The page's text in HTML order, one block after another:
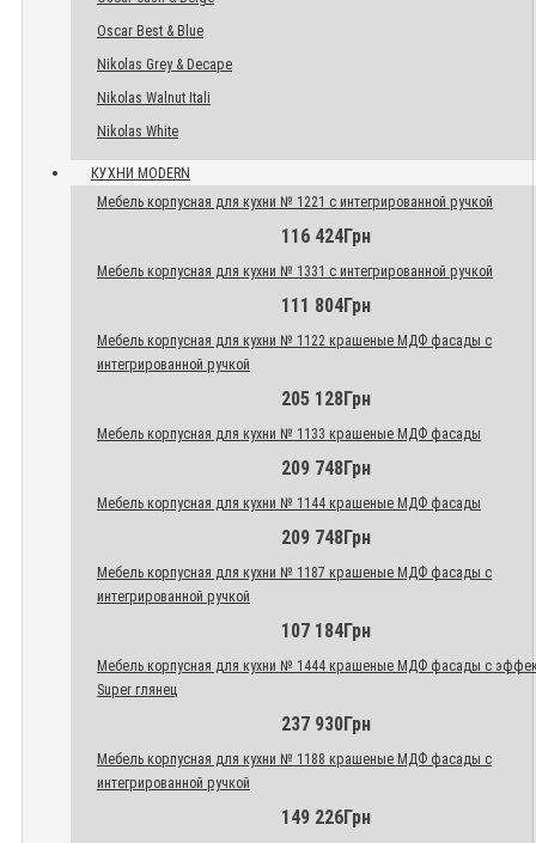
Oscar Best & Blue
Nikolas Grey & Decape
Nikolas Walnut Itali
Nikolas White
КУХНИ MODERN
Мебель корпусная для кухни № 1221 с интегрированной ручкой
116 424Грн
Мебель корпусная для кухни № 1331 с интегрированной ручкой
111 804Грн
Мебель корпусная для кухни № 1122 крашеные МДФ фасады с
интегрированной ручкой
205 128Грн
Мебель корпусная для кухни № 1133 крашеные МДФ фасады
209 748Грн
Мебель корпусная для кухни № 1144 крашеные МДФ фасады
209 748Грн
Мебель корпусная для кухни № 1187 крашеные МДФ фасады с
интегрированной ручкой
107 184Грн
Мебель корпусная для кухни № 1444 крашеные МДФ фасады с
Super глянец
237 930Грн
Мебель корпусная для кухни № 1188 крашеные МДФ фасады с
интегрированной ручкой
149 226Грн